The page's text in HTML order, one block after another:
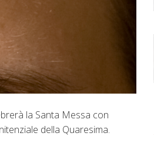
la Santa Messa con
della Quaresima.